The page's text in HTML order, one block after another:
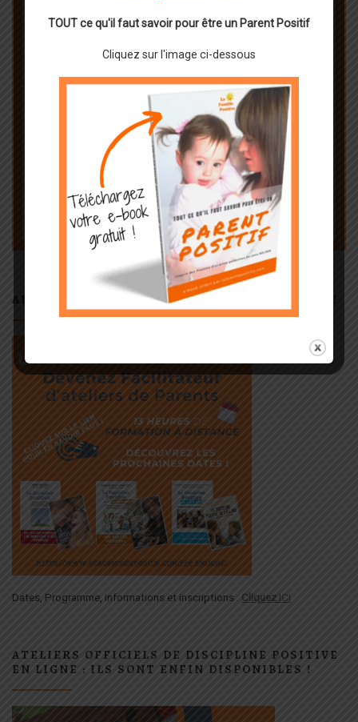
ANIMEZ VOS PROPRES ATELIERS DE PARENTS !
Dates, Programme, informations et inscriptions : Cliquez ICI
ATELIERS OFFICIELS DE DISCIPLINE POSITIVE
EN LIGNE : ILS SONT ENFIN DISPONIBLES !
TOUT ce qu'il faut savoir pour être un Parent Positif
Cliquez sur l'image ci-dessous